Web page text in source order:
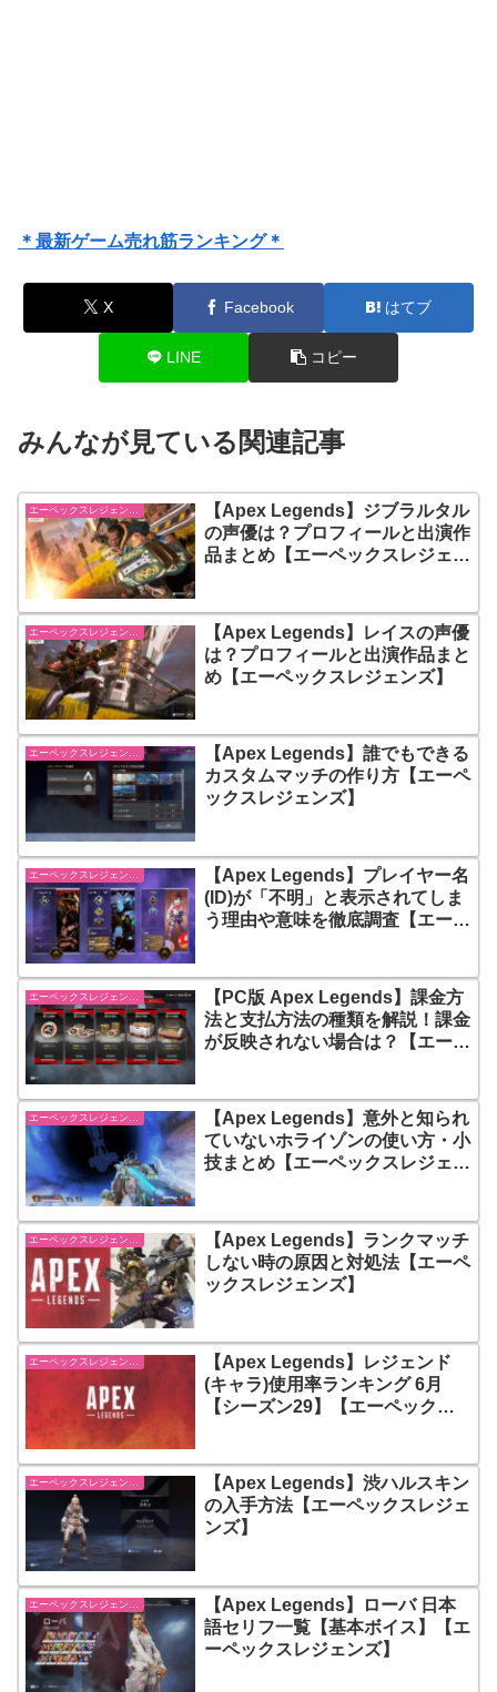
＊最新ゲーム売れ筋ランキング＊
X Facebook はてブ
LINE コピー
みんなが見ている関連記事
【Apex Legends】ジブラルタル
の声優は？プロフィールと出演作
品まとめ【エーペックスレジェン
【Apex Legends】レイスの声優
は？プロフィールと出演作品まと
め【エーペックスレジェンズ】
エーペックスレジェンズ【Apex Legends】
【Apex Legends】誰でもできる
カスタムマッチの作り方【エーペ
ックスレジェンズ】
【Apex Legends】プレイヤー名
(ID)が「不明」と表示されてしま
う理由や意味を徹底調査【エーペ
【PC版 Apex Legends】課金方
法と支払方法の種類を解説！課金
が反映されない場合は？【エーペ
エーペックスレジェンズ【Apex Legends】
【Apex Legends】意外と知られ
ていないホライゾンの使い方・小
技まとめ【エーペックスレジェン
【Apex Legends】ランクマッチ
しない時の原因と対処法【エーペ
ックスレジェンズ】
【Apex Legends】レジェンド
(キャラ)使用率ランキング 6月
【シーズン29】【エーペックス
エーペックスレジェンズ【Apex Legends】
【Apex Legends】渋ハルスキン
の入手方法【エーペックスレジェ
ンズ】
【Apex Legends】ローバ 日本
語セリフ一覧【基本ボイス】【エ
ーペックスレジェンズ】